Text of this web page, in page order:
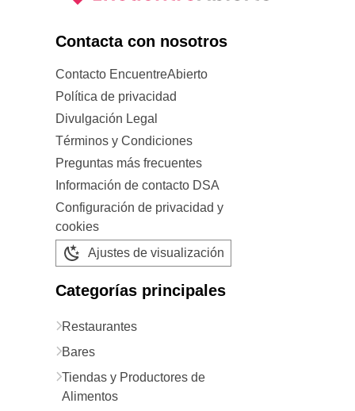
Contacta con nosotros
Contacto EncuentreAbierto
Política de privacidad
Divulgación Legal
Términos y Condiciones
Preguntas más frecuentes
Información de contacto DSA
Configuración de privacidad y
cookies
Ajustes de visualización
Categorías principales
Restaurantes
Bares
Tiendas y Productores de
Alimentos